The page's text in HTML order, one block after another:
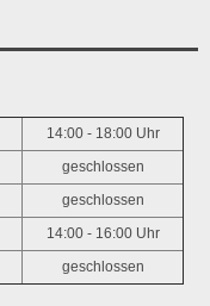
14:00 - 18:00 Uhr
geschlossen
geschlossen
14:00 - 16:00 Uhr
geschlossen